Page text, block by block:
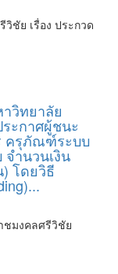
ชัย เรื่อง ประกวด
วิทยาลัย
ะกาศผู้ชนะ
ครุภัณฑ์ระบบ
ำนวนเงิน
โดยวิธี
ชมงคลศรีวิชัย